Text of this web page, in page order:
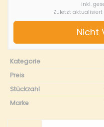
inkl.
Zuletzt aktualisiert
Nicht
Kategorie
Preis
Stückzahl
Marke